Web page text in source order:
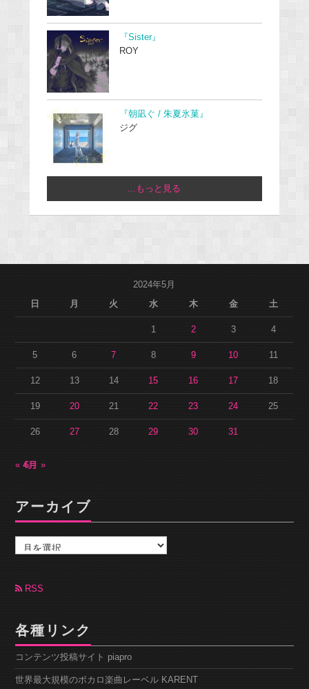
『Sister』
ROY
『朝凪ぐ / 朱夏氷菓』
ジグ
...もっと見る
2024年5月
日
月 火 水 木 金 土
1 2 3 4
5 6 7 8 9 10 11
12 13 14 15 16 17 18
19 20 21 22 23 24 25
26 27 28 29 30 31
« 4月6月 »
アーカイブ
カ
ブ RSS
各種リンク
コンテンツ投稿サイト piapro
世界最大規模のボカロ楽曲レーベル KARENT